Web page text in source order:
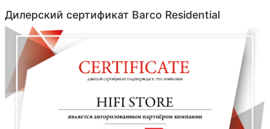
Дилерский сертификат Barco Residential